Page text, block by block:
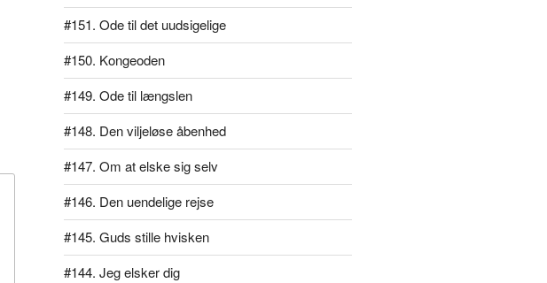
#151. Ode til det uudsigelige
#150. Kongeoden
#149. Ode til længslen
#148. Den viljeløse åbenhed
#147. Om at elske sig selv
#146. Den uendelige rejse
#145. Guds stille hvisken
#144. Jeg elsker dig